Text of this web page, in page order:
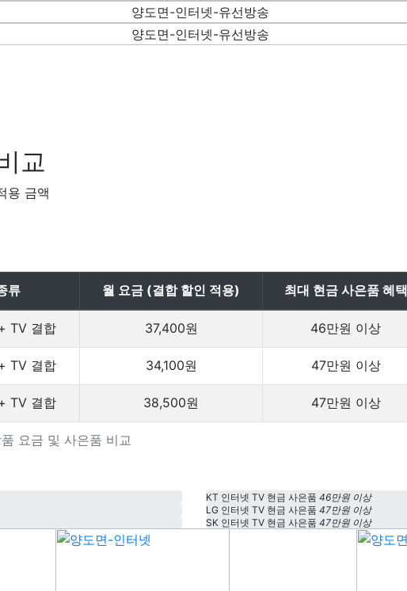
교
용 금액
요금 및 사은품 비교
류 월 요금 (결합 할인 적용) 최대 현금 사은품 혜택
TV 결합 37,400원 46만원 이상
TV 결합 34,100원 47만원 이상
TV 결합 38,500원 47만원 이상
KT 인터넷 TV 현금 사은품 46만원 이상
LG 인터넷 TV 현금 사은품 47만원 이상
SK 인터넷 TV 현금 사은품 47만원 이상